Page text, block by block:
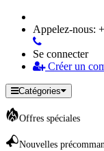
Appelez-nous:
Se connecter
Créer un
Catégories
Offres spéciales
Nouvelles